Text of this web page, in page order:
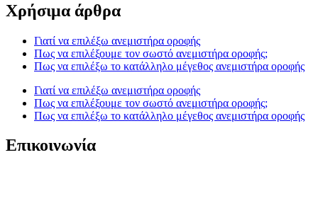
Χρήσιμα άρθρα
Γιατί να επιλέξω ανεμιστήρα οροφής
Πως να επιλέξουμε τον σωστό ανεμιστήρα οροφής;
Πως να επιλέξω το κατάλληλο μέγεθος ανεμιστήρα οροφής
Γιατί να επιλέξω ανεμιστήρα οροφής
Πως να επιλέξουμε τον σωστό ανεμιστήρα οροφής;
Πως να επιλέξω το κατάλληλο μέγεθος ανεμιστήρα οροφής
Επικοινωνία